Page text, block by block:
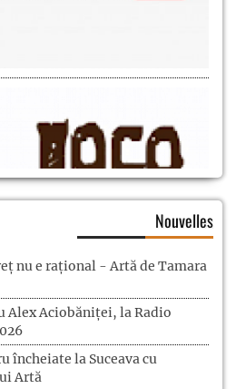
Nouvelles
nu e rațional - Artă de Tamara
Alex Aciobăniței, la Radio
încheiate la Suceava cu
Artă